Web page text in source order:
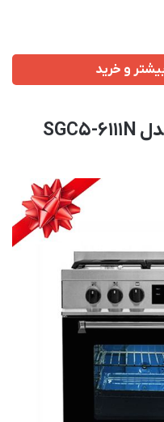
و خرید
اجاق گاز ۵ شعله اسنوا مدل SGC5-6111N